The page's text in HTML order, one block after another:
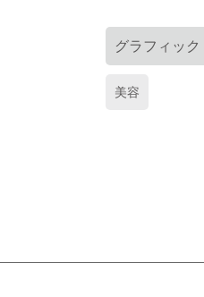
グラフィック
美容